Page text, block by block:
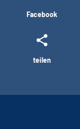
Facebook
teilen